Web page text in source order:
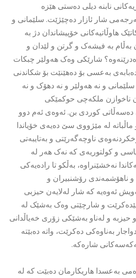
نابنە دیلی دەستی هێزە
شار ئازار دەچێژێت. سلێمانی و
هاوڵاتیەکانی خۆپیشاندان دژ بە
بە فیشەک و گرتن و لێدان و
شارێکی وەک هەولێر چبکات
بەعسی بۆ دەهێنێت بۆ شکاندنی
و نە هەولێر و نە دهۆک و نە
ناخوازن ملکەچی حوکمێکی
دەسەڵاتی کوردی بن. ئەوەی ئەم دوو
لە مێژووی سێ دەیەی خۆیاندا
ناوچەگەرێتی و بەتایبەتی
و کولتوریەی کە نەک هەر لە
نەخشێنراوە، بەڵکو تا رادەیەکی
رۆشنبیران و
ئەوەیە کە شار لەلایەن حیزبی
و شارچێتی وەک بەشێک لە
و لەناو بەشێکی زۆری خەیاڵدانی
بەناوەکی دەکرێت، واتە دەبێتە
شارەکە.
بەعسدا هاریکارمان دەبێت کە لە